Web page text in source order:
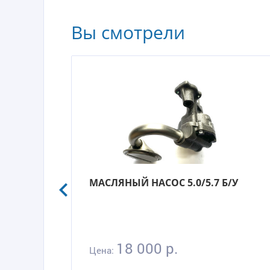
Вы смотрели
МАСЛЯНЫЙ НАСОС 5.0/5.7 Б/У
Цена: 18 000 р.